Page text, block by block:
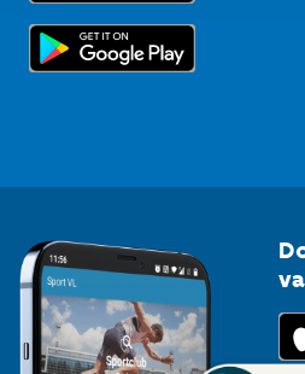
Topsporters